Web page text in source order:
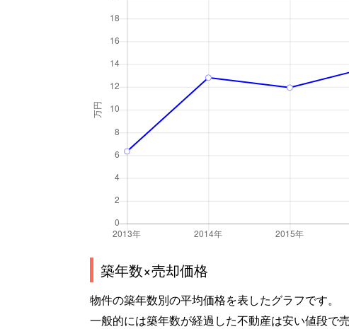
築年数×売却価格
物件の築年数別の平均価格を表したグラフです。
一般的には築年数が経過した不動産は安い値段で